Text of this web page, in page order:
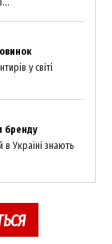
у світі
бренду
Україні знають